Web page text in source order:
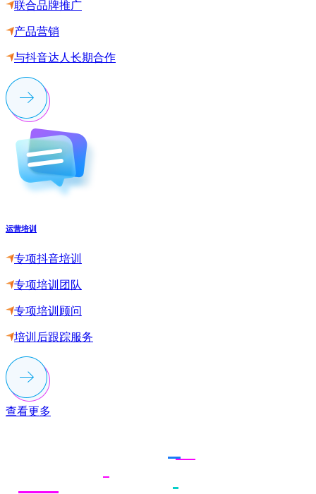
联合品牌推广
产品营销
与抖音达人长期合作
运营培训
专项抖音培训
专项培训团队
专项培训顾问
培训后跟踪服务
查看更多